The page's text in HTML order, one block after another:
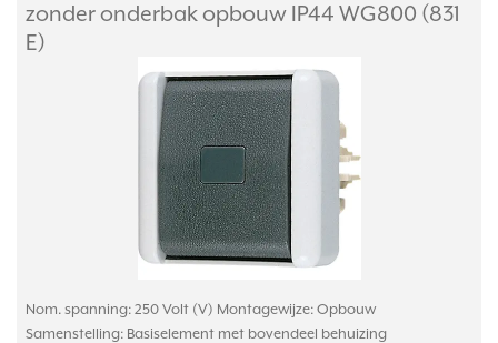
zonder onderbak opbouw IP44 WG800 (831
E)
Nom. spanning: 250 Volt (V) Montagewijze: Opbouw
Samenstelling: Basiselement met bovendeel behuizing